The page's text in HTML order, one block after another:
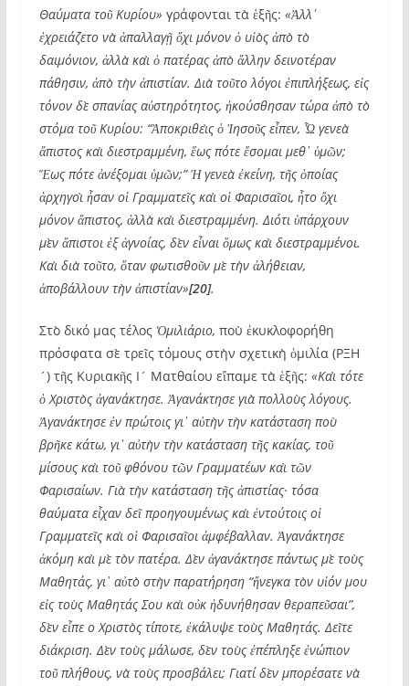
Θαύματα τοῦ Κυρίου» γράφονται τὰ ἑξῆς: «Ἀλλ᾽
ἐχρειάζετο νὰ ἀπαλλαγῇ ὄχι μόνον ὁ υἱὸς ἀπὸ τὸ
δαιμόνιον, ἀλλὰ καὶ ὁ πατέρας ἀπὸ ἄλλην δεινοτέραν
πάθησιν, ἀπὸ τὴν ἀπιστίαν. Διὰ τοῦτο λόγοι ἐπιπλήξεως, εἰς
τόνον δὲ σπανίας αὐστηρότητος, ἠκούσθησαν τώρα ἀπὸ τὸ
στόμα τοῦ Κυρίου: “Ἀποκριθεὶς ὁ Ἰησοῦς εἶπεν, Ὦ γενεὰ
ἄπιστος καὶ διεστραμμένη, ἕως πότε ἔσομαι μεθ᾽ ὑμῶν;
Ἕως πότε ἀνέξομαι ὑμῶν;”Ἡ γενεὰ ἐκείνη, τῆς ὁποίας
ἀρχηγοὶ ἦσαν οἱ Γραμματεῖς καὶ οἱ Φαρισαῖοι, ἦτο ὄχι
μόνον ἄπιστος, ἀλλὰ καὶ διεστραμμένη. Διότι ὑπάρχουν
μὲν ἄπιστοι ἐξ ἀγνοίας, δὲν εἶναι ὅμως καὶ διεστραμμένοι.
Καὶ διὰ τοῦτο, ὅταν φωτισθοῦν μὲ τὴν ἀλήθειαν,
ἀποβάλλουν τὴν ἀπιστίαν»[20].
Στὸ δικό μας τέλος Ὁμιλιάριο, ποὺ ἐκυκλοφορήθη
πρόσφατα σὲ τρεῖς τόμους στὴν σχετικὴ ὁμιλία (ΡΞΗ
´) τῆς Κυριακῆς Ι´ Ματθαίου εἴπαμε τὰ ἑξῆς: «Καὶ τότε
ὁ Χριστὸς ἀγανάκτησε. Ἀγανάκτησε γιὰ πολλοὺς λόγους.
Ἀγανάκτησε ἐν πρώτοις γι᾽ αὐτὴν τὴν κατάσταση ποὺ
βρῆκε κάτω, γι᾽ αὐτὴν τὴν κατάσταση τῆς κακίας, τοῦ
μίσους καὶ τοῦ φθόνου τῶν Γραμματέων καὶ τῶν
Φαρισαίων. Γιὰ τὴν κατάσταση τῆς ἀπιστίας· τόσα
θαύματα εἶχαν δεῖ προηγουμένως καὶ ἐντούτοις οἱ
Γραμματεῖς καὶ οἱ Φαρισαῖοι ἀμφέβαλλαν. Ἀγανάκτησε
ἀκόμη καὶ μὲ τὸν πατέρα. Δὲν ἀγανάκτησε πάντως μὲ τοὺς
Μαθητάς, γι᾽ αὐτὸ στὴν παρατήρηση “ἤνεγκα τὸν υἱόν μου
εἰς τοὺς Μαθητάς Σου καὶ οὐκ ἠδυνήθησαν θεραπεῦσαι”,
δὲν εἶπε ο Χριστὸς τίποτε, ἐκάλυψε τοὺς Μαθητάς. Δεῖτε
διάκριση. Δὲν τοὺς μάλωσε, δὲν τοὺς ἐπέπληξε ἐνώπιον
τοῦ πλήθους, νὰ τοὺς προσβάλει; Γιατί δὲν μπορέσατε νὰ